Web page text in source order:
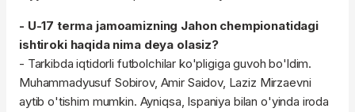
- U-17 terma jamoamizning Jahon chempionatidagi
ishtiroki haqida nima deya olasiz?
- Tarkibda iqtidorli futbolchilar ko'pligiga guvoh bo'ldim.
Muhammadyusuf Sobirov, Amir Saidov, Laziz Mirzaevni
aytib o'tishim mumkin. Ayniqsa, Ispaniya bilan o'yinda iroda